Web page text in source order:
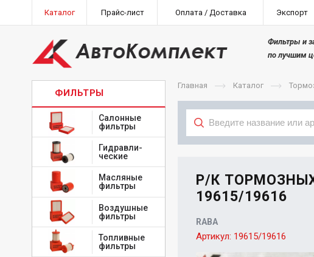
Каталог Прайс-лист Оплата / Доставка Экспорт
Фильтры и
по лучшим
ФИЛЬТРЫ
Салонные
фильтры
Гидравли-
ческие
Масляные
фильтры
Воздушные
фильтры
Топливные
фильтры
Главная Каталог
Р/К
19615/19616
RABA
Артикул: 19615/19616